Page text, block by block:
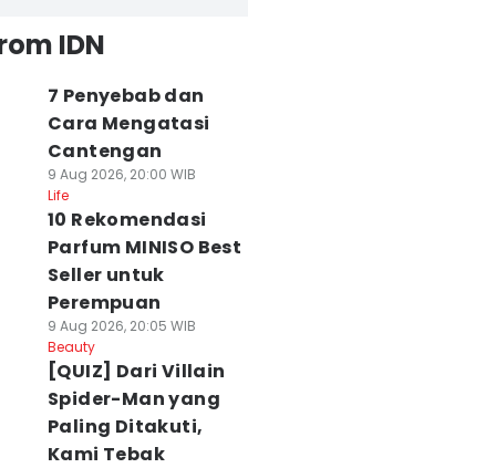
IDN
7 Penyebab dan
Cara Mengatasi
Cantengan
9 Aug 2026, 20:00 WIB
Life
10 Rekomendasi
Parfum MINISO Best
Seller untuk
Perempuan
9 Aug 2026, 20:05 WIB
Beauty
[QUIZ] Dari Villain
Spider-Man yang
Paling Ditakuti,
Kami Tebak